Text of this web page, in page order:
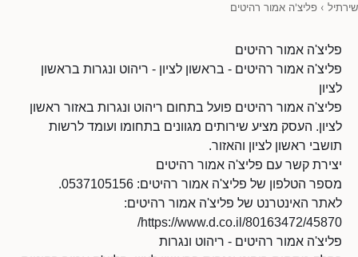
שירתיל › פליצ'ה אמור רהיטים
פליצ'ה אמור רהיטים
פליצ'ה אמור רהיטים - בראשון לציון - ריהוט ונגרות בראשון
לציון
פליצ'ה אמור רהיטים פועל בתחום ריהוט ונגרות באזור ראשון
לציון. העסק מציע שירותים מגוונים בתחומו ועומד לרשות
תושבי ראשון לציון והאזור.
יצירת קשר עם פליצ'ה אמור רהיטים
מספר הטלפון של פליצ'ה אמור רהיטים: 0537105156.
לאתר האינטרנט של פליצ'ה אמור רהיטים:
https://www.d.co.il/80163472/45870/
פליצ'ה אמור רהיטים - ריהוט ונגרות